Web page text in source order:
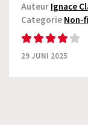
AuteurIgnace
CategorieNon-
29 JUNI 2025